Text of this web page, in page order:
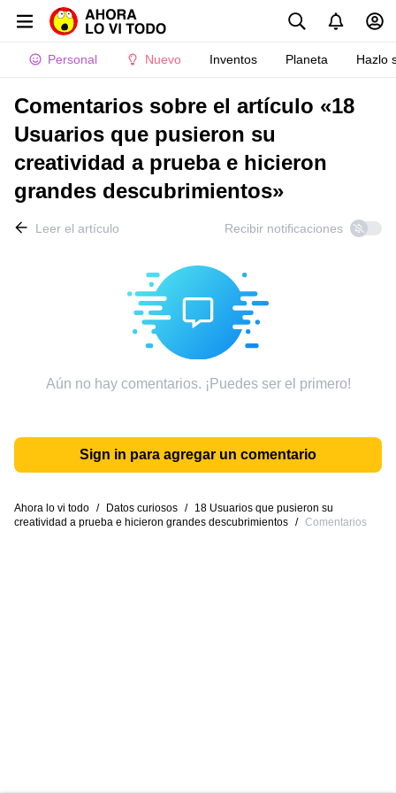
Personal Nuevo Inventos Planeta Hazlo
Comentarios sobre el artículo «18
Usuarios que pusieron su
creatividad a prueba e hicieron
grandes descubrimientos»
Leer el artículo Recibir notificaciones
Aún no hay comentarios. ¡Puedes ser el primero!
Sign in para agregar un comentario
Ahora lo vi todo / Datos curiosos /
18 Usuarios que pusieron su
creatividad a prueba e hicieron grandes descubrimientos / Comentarios